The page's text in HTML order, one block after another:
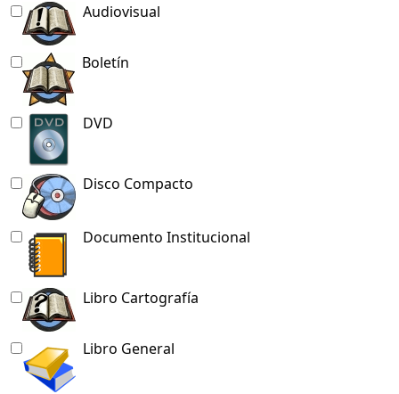
Audiovisual
Boletín
DVD
Disco Compacto
Documento Institucional
Libro Cartografía
Libro General